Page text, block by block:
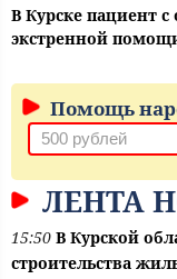
В Курске пациент
экстренной
Помощь
ЛЕНТА
15:50 В Курской
строительства